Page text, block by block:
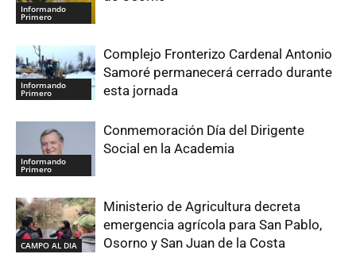
Informando
Primero
Informando
Primero
Complejo Fronterizo Cardenal Antonio
Samoré permanecerá cerrado durante
esta jornada
Informando
Primero
Conmemoración Día del Dirigente
Social en la Academia
CAMPO AL DIA
Ministerio de Agricultura decreta
emergencia agrícola para San Pablo,
Osorno y San Juan de la Costa